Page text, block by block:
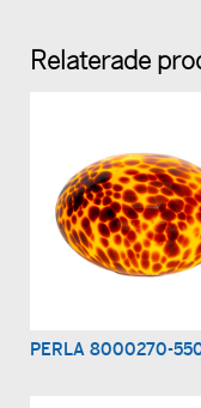
Relaterade
PERLA 8000270-